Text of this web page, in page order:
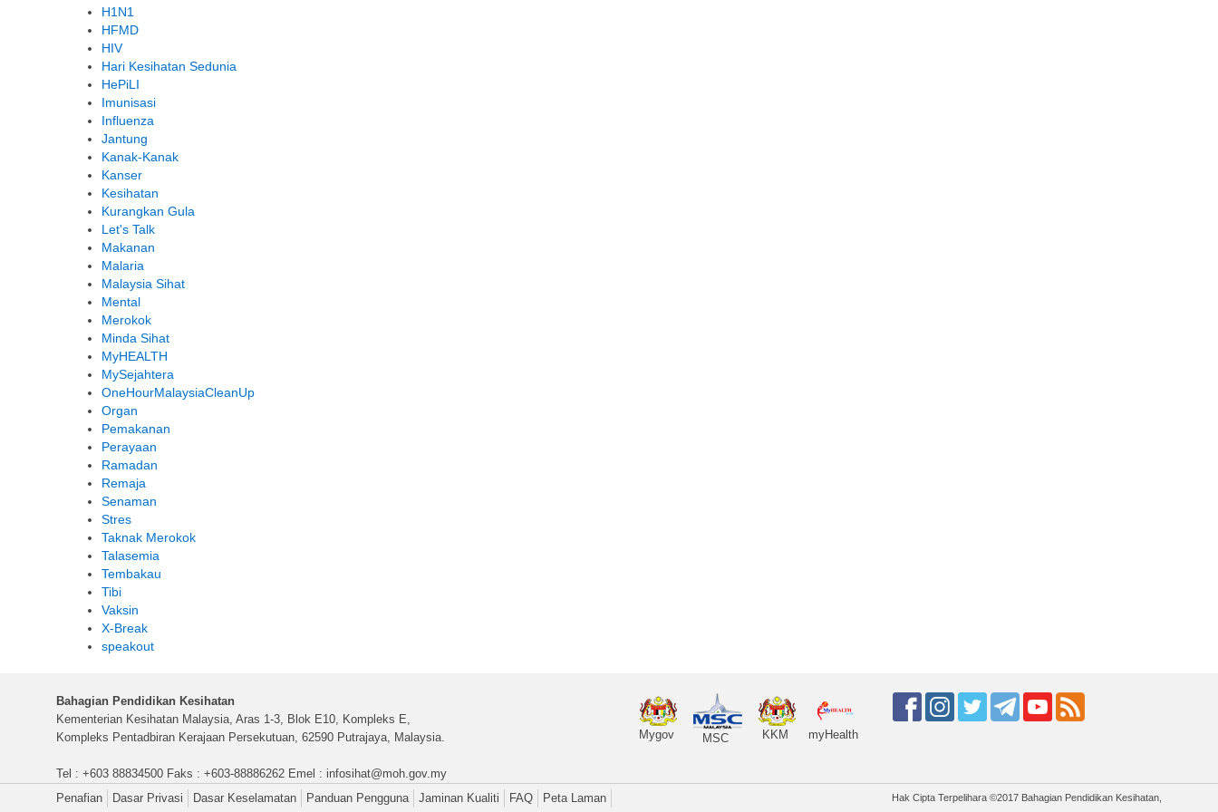
H1N1
HFMD
HIV
Hari Kesihatan Sedunia
HePiLI
Imunisasi
Influenza
Jantung
Kanak-Kanak
Kanser
Kesihatan
Kurangkan Gula
Let's Talk
Makanan
Malaria
Malaysia Sihat
Mental
Merokok
Minda Sihat
MyHEALTH
MySejahtera
OneHourMalaysiaCleanUp
Organ
Pemakanan
Perayaan
Ramadan
Remaja
Senaman
Stres
Taknak Merokok
Talasemia
Tembakau
Tibi
Vaksin
X-Break
speakout
Bahagian Pendidikan Kesihatan
Kementerian Kesihatan Malaysia, Aras 1-3, Blok E10, Kompleks E,
Kompleks Pentadbiran Kerajaan Persekutuan, 62590 Putrajaya, Malaysia.
Tel : +603 88834500 Faks : +603-88886262 Emel : infosihat@moh.gov.my
Mygov MSC KKM myHealth
Penafian Dasar Privasi Dasar Keselamatan Panduan Pengguna Jaminan Kualiti FAQ Peta Laman
Hak Cipta Terpelihara ©2017 Bahagian Pendidikan Kesihatan,